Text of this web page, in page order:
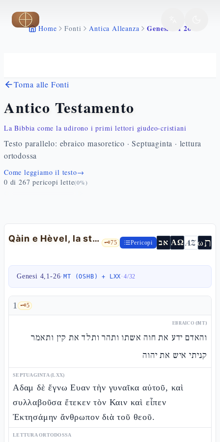
Vai al contenuto principale
Home Fonti Antica Alleanza Genesi 4 1 26
Torna alle Fonti
Antico Testamento
La Bibbia come la udirono i primi lettori giudeo-cristiani
Testo parallelo: ebraico masoretico · Septuaginta · lettura
ortodossa
Come leggiamo il testo→
0 di 267 pericopi lette(0%)
Qàin e Hèvel, la stirpe di Qàin, Shet — Gn 4,1-26 🗝️75 Pericopi אב ΑΩ AZωת
Genesi 4,1-26·MT (OSHB) + LXX·4/32
1 🗝️5
EBRAICO (MT)
והאדם ידע את חוה אשתו ותהר ותלד את קין ותאמר
קניתי איש את יהוה
SEPTUAGINTA (LXX)
Αδαμ δὲ ἔγνω Ευαν τὴν γυναῖκα αὐτοῦ, καὶ
συλλαβοῦσα ἔτεκεν τὸν Καιν καὶ εἶπεν
Ἐκτησάμην ἄνθρωπον διὰ τοῦ θεοῦ.
LETTURA ORTODOSSA